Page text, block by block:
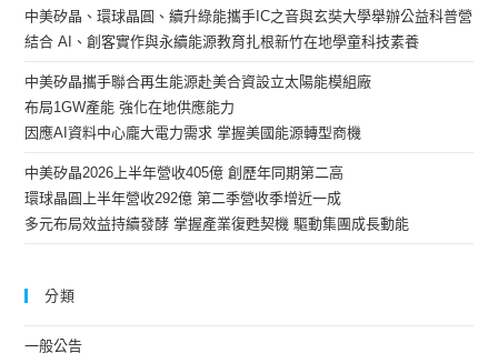
中美矽晶、環球晶圓、續升綠能攜手IC之音與玄奘大學舉辦公益科普營
結合 AI、創客實作與永續能源教育扎根新竹在地學童科技素養
中美矽晶攜手聯合再生能源赴美合資設立太陽能模組廠
布局1GW產能 強化在地供應能力
因應AI資料中心龐大電力需求 掌握美國能源轉型商機
中美矽晶2026上半年營收405億 創歷年同期第二高
環球晶圓上半年營收292億 第二季營收季增近一成
多元布局效益持續發酵 掌握產業復甦契機 驅動集團成長動能
分類
一般公告